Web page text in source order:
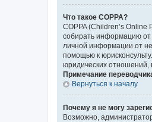
Что такое COPPA?
COPPA (Children’s
собирать информацию от
личной информации от
помощью к
юридических отношений,
Примечание
Вернуться к началу
Почему я не могу
Возможно,